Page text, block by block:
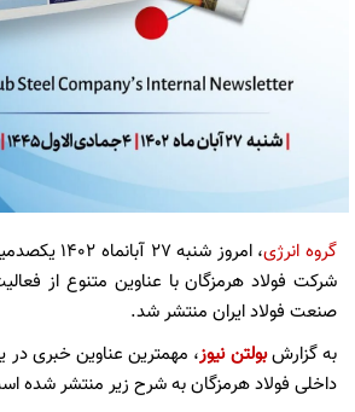
گروه انرژی
، امروز شنبه
شرکت فولاد هرمزگان با عناوین متنوع از
صنعت فولاد ایران منتشر شد.
به گزارشبولتن نیوز، مهمترین عناوین خبری در
داخلی فولاد هرمزگان به شرح زیر منتشر شده